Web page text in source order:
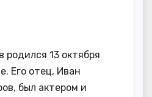
родился 13 октября
Его отец, Иван
был актером и